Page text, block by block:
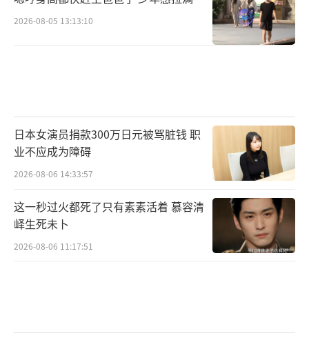
2026-08-05 13:13:10
日本女演员捐款300万日元被骂脏钱 职
业不应成为障碍
2026-08-06 14:33:57
这一秒过火都死了只有素素活着 慕容清
峄生死未卜
2026-08-06 11:17:51